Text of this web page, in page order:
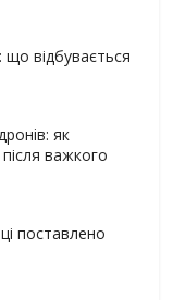
що відбувається
як
важкого
поставлено